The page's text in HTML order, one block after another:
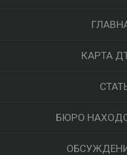
КАРТА
БЮРО